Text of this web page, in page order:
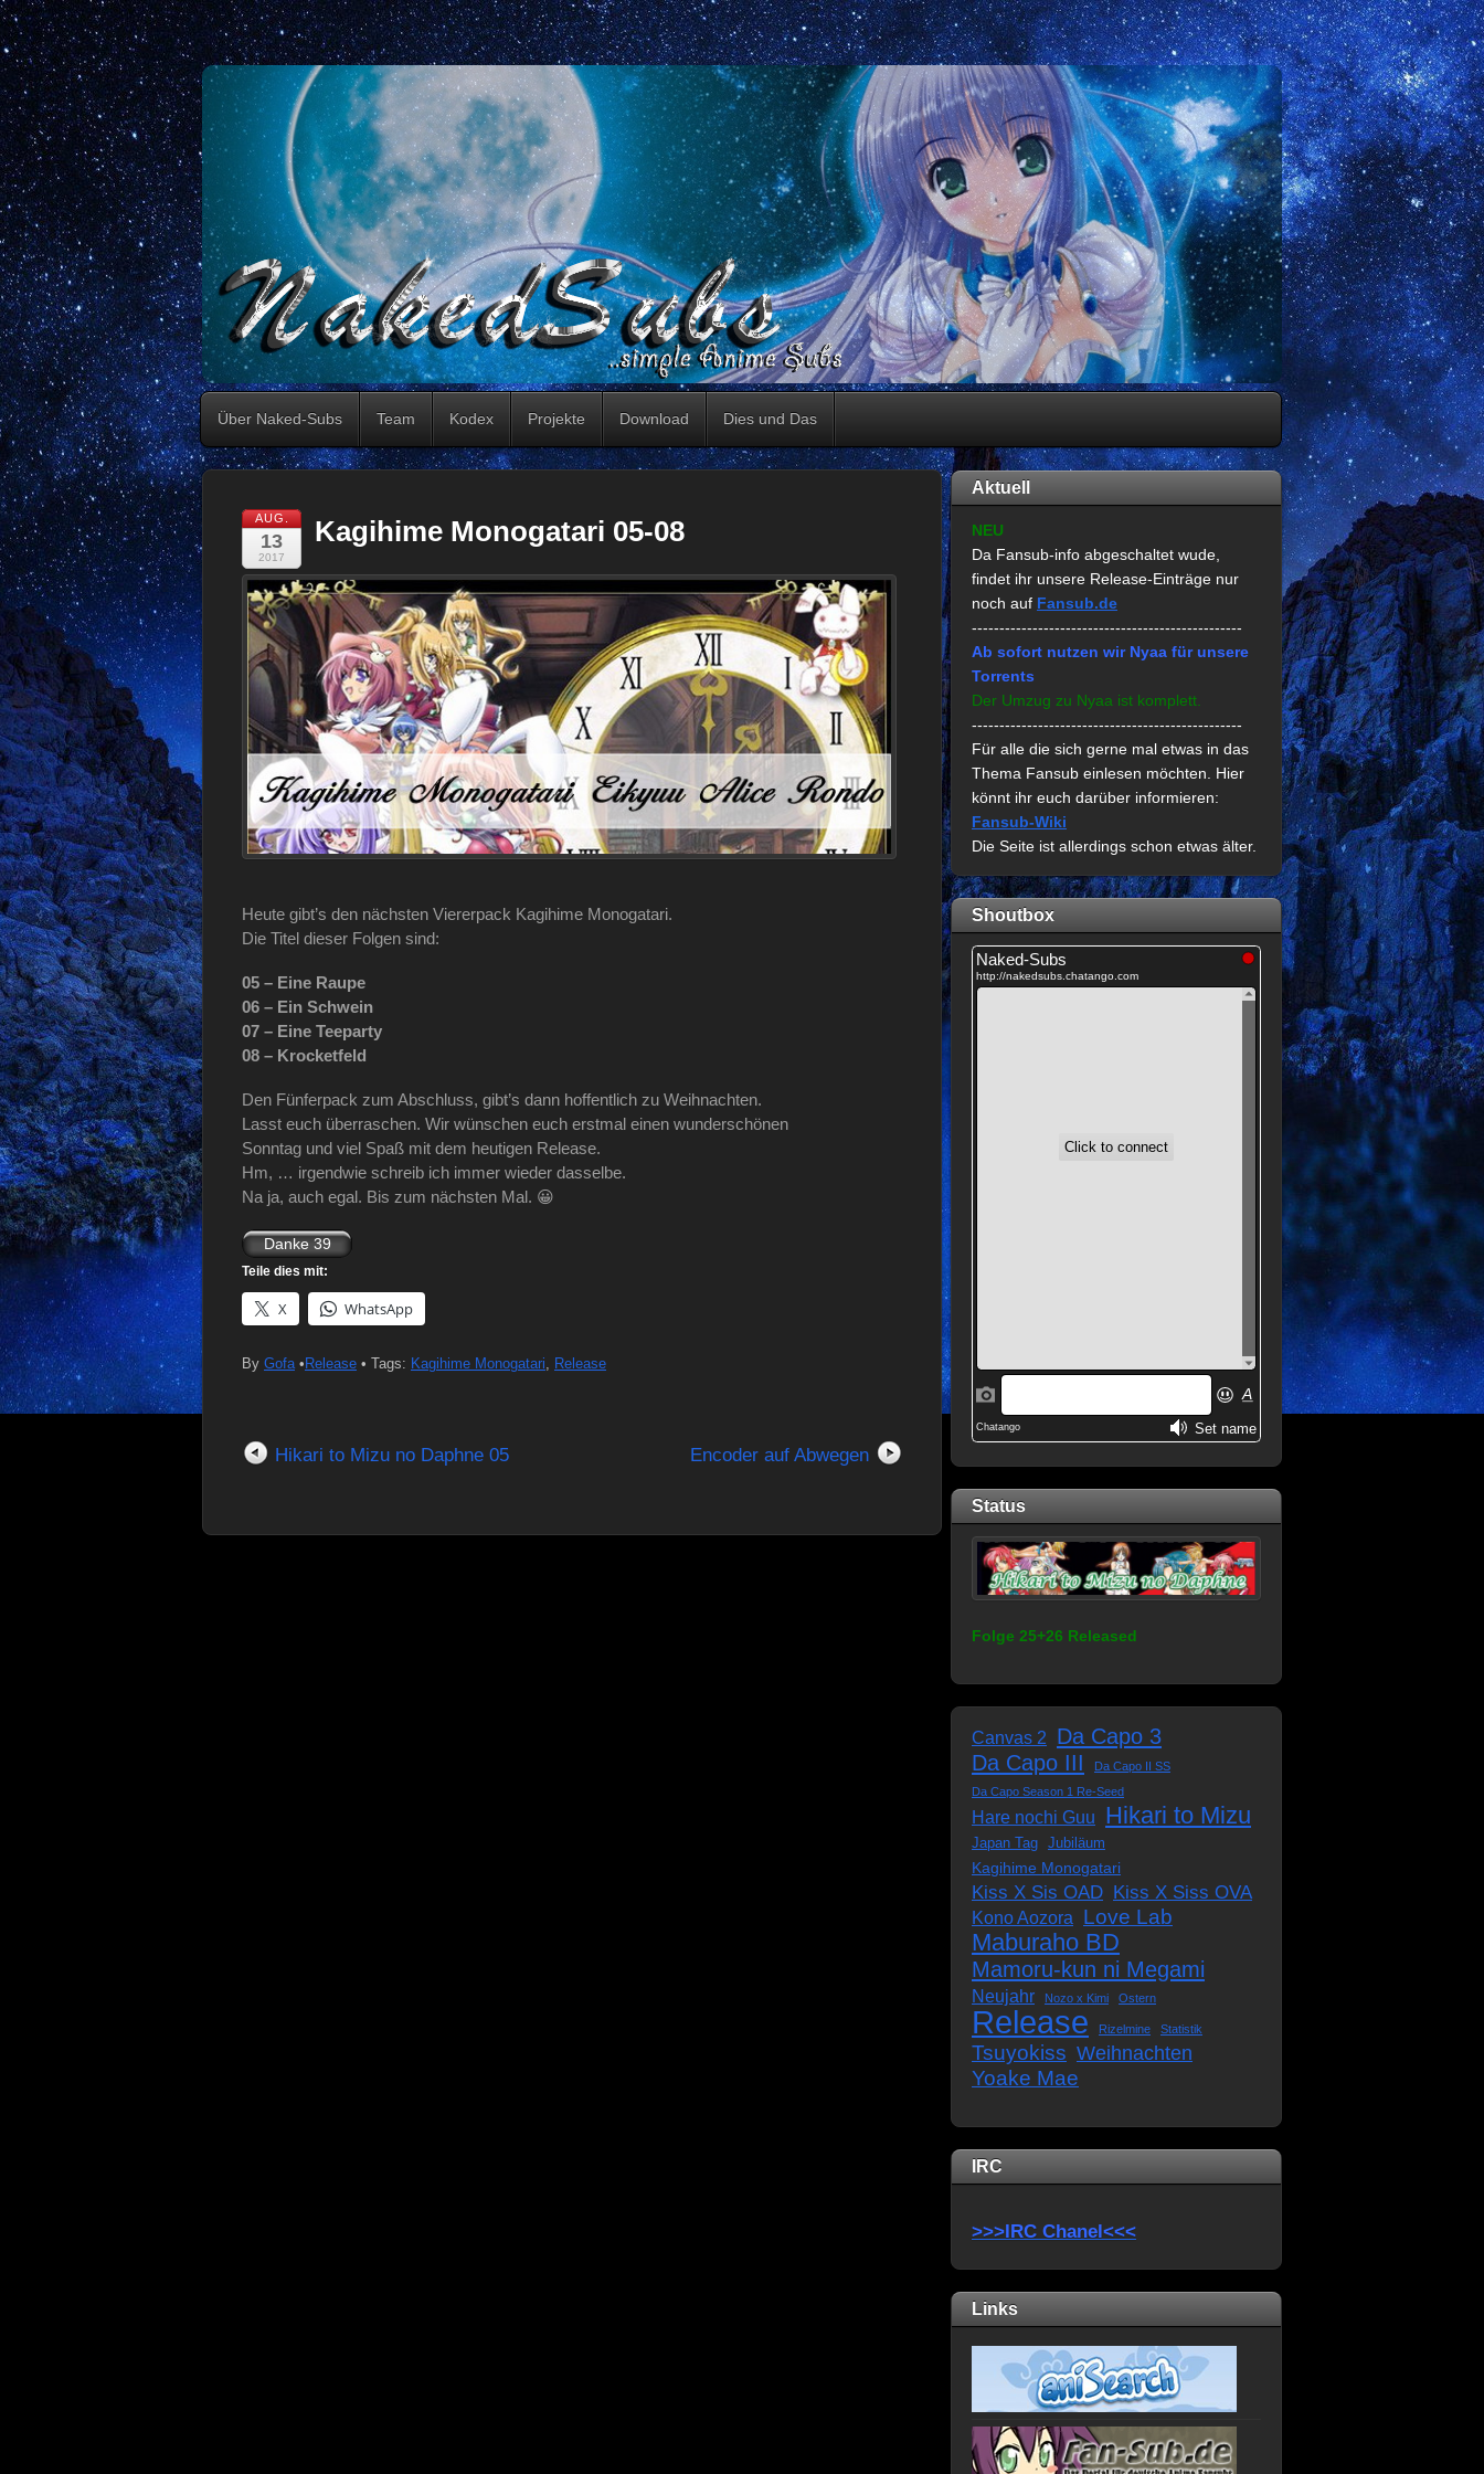
Über Naked-Subs Team Kodex Projekte Download Dies und Das
AUG.
13
2017
Kagihime Monogatari 05-08
Heute gibt’s den nächsten Viererpack Kagihime Monogatari.
Die Titel dieser Folgen sind:
05 – Eine Raupe
06 – Ein Schwein
07 – Eine Teeparty
08 – Krocketfeld
Den Fünferpack zum Abschluss, gibt’s dann hoffentlich zu Weihnachten.
Lasst euch überraschen. Wir wünschen euch erstmal einen wunderschönen
Sonntag und viel Spaß mit dem heutigen Release.
Hm, … irgendwie schreib ich immer wieder dasselbe.
Na ja, auch egal. Bis zum nächsten Mal. 😀
Teile dies mit:
X WhatsApp
By Gofa • Release • Tags: Kagihime Monogatari Release
Hikari to Mizu no Daphne 05 Encoder auf Abwegen
Aktuell
NEU
Da Fansub-info abgeschaltet wude,
findet ihr unsere Release-Einträge nur
noch auf Fansub.de
-------------------------------------------------
Ab sofort nutzen wir Nyaa für unsere
Torrents
Der Umzug zu Nyaa ist komplett.
-------------------------------------------------
Für alle die sich gerne mal etwas in das
Thema Fansub einlesen möchten. Hier
könnt ihr euch darüber informieren:
Fansub-Wiki
Die Seite ist allerdings schon etwas älter.
Shoutbox
Status
Folge 25+26 Released
Canvas 2
Da Capo 3
Da Capo III
Da Capo II SS
Da Capo Season 1 Re-Seed
Hare nochi Guu Hikari to Mizu
Japan Tag Jubiläum
Kagihime Monogatari
Kiss X Sis OAD Kiss X Siss OVA
Kono Aozora Love Lab
Maburaho BD
Mamoru-kun ni Megami
Neujahr Nozo x Kimi Ostern
Release Rizelmine Statistik
Tsuyokiss Weihnachten
Yoake Mae
IRC
>>>IRC Chanel<<<
Links